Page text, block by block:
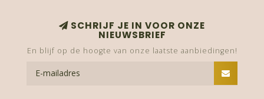
SCHRIJF JE IN VOOR ONZE
NIEUWSBRIEF
En blijf op de hoogte van onze laatste aanbiedingen!